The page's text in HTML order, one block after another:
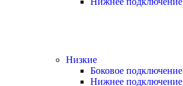
Низкие
Боковое подключение
Нижнее подключение